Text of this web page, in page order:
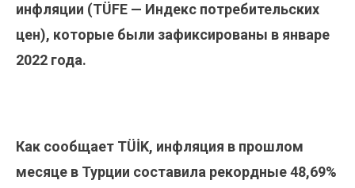
инфляции (TÜFE — Индекс потребительских
цен), которые были зафиксированы в январе
2022 года.
Как сообщает TÜİK, инфляция в прошлом
месяце в Турции составила рекордные 48,69%